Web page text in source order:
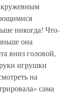
кружевным
никогда! Что-
она
вниз головой,
игрушки
на
сама